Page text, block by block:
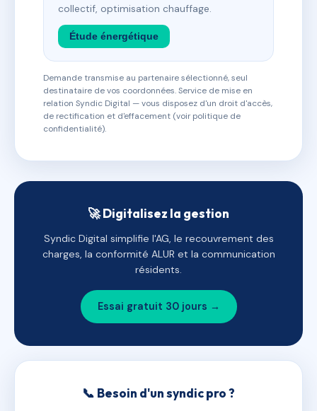
collectif, optimisation chauffage.
Étude énergétique
Demande transmise au partenaire sélectionné, seul
destinataire de vos coordonnées. Service de mise en
relation Syndic Digital — vous disposez d'un droit d'accès,
de rectification et d'effacement (voir politique de
confidentialité).
🚀 Digitalisez la gestion
Syndic Digital simplifie l'AG, le recouvrement des
charges, la conformité ALUR et la communication
résidents.
Essai gratuit 30 jours →
📞 Besoin d'un syndic pro ?